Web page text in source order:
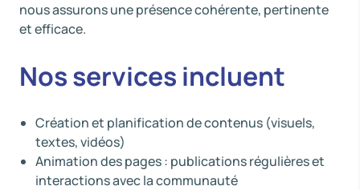
nous assurons une présence cohérente, pertinente
et efficace.
Nos services incluent
Création et planification de contenus (visuels,
textes, vidéos)
Animation des pages : publications régulières et
interactions avec la communauté